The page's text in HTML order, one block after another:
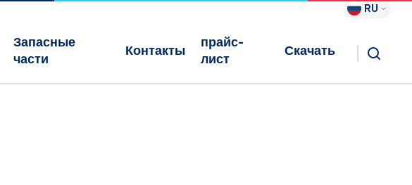
RU
Запасные
части
Контакты
прайс-
лист
Скачать